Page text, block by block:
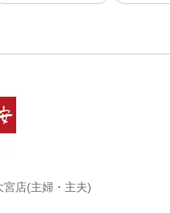
店(主婦・主夫)